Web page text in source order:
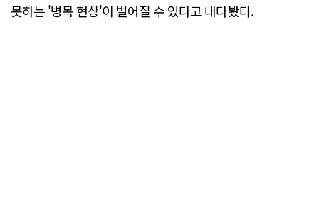
못하는 '병목 현상'이 벌어질 수 있다고 내다봤다.